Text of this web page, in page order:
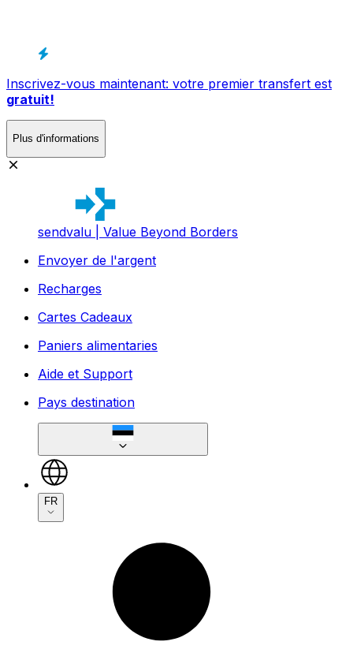
Inscrivez-vous maintenant: votre premier transfert est
gratuit!
Plus d'informations
sendvalu | Value Beyond Borders
Envoyer de l'argent
Recharges
Cartes Cadeaux
Paniers alimentaries
Aide et Support
Pays destination
FR